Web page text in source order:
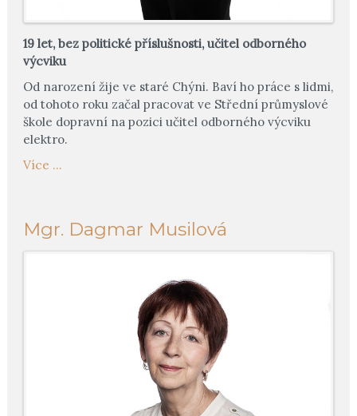
19 let, bez politické příslušnosti, učitel odborného
výcviku
Od narození žije ve staré Chýni. Baví ho práce s lidmi,
od tohoto roku začal pracovat ve Střední průmyslové
škole dopravní na pozici učitel odborného výcviku
elektro.
Více ...
Mgr. Dagmar Musilová